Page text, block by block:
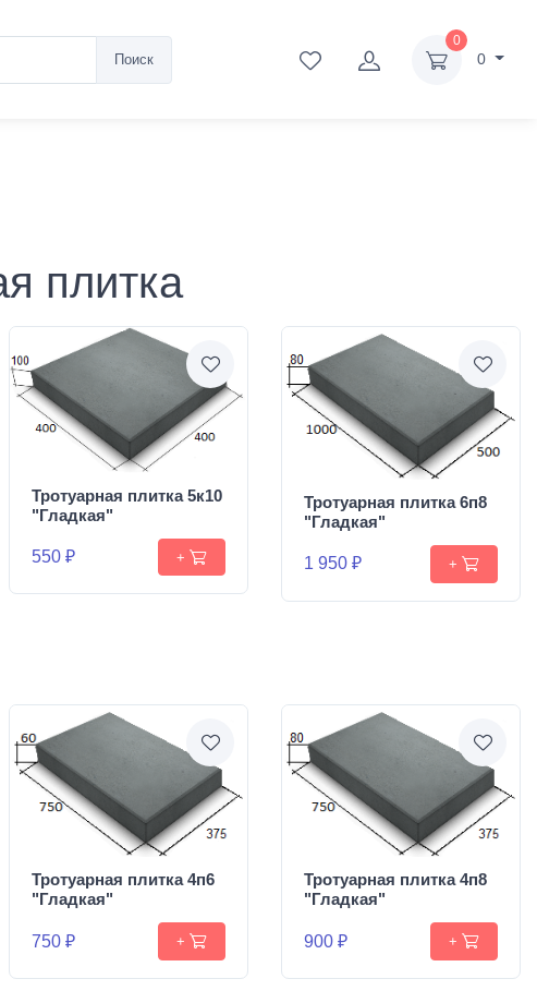
Поиск
0
0
плитка
Тротуарная плитка 5к10
"Гладкая"
550 ₽ +
Тротуарная плитка 6п8
"Гладкая"
1 950 ₽ +
Тротуарная плитка 4п6
"Гладкая"
750 ₽ +
Тротуарная плитка 4п8
"Гладкая"
900 ₽ +